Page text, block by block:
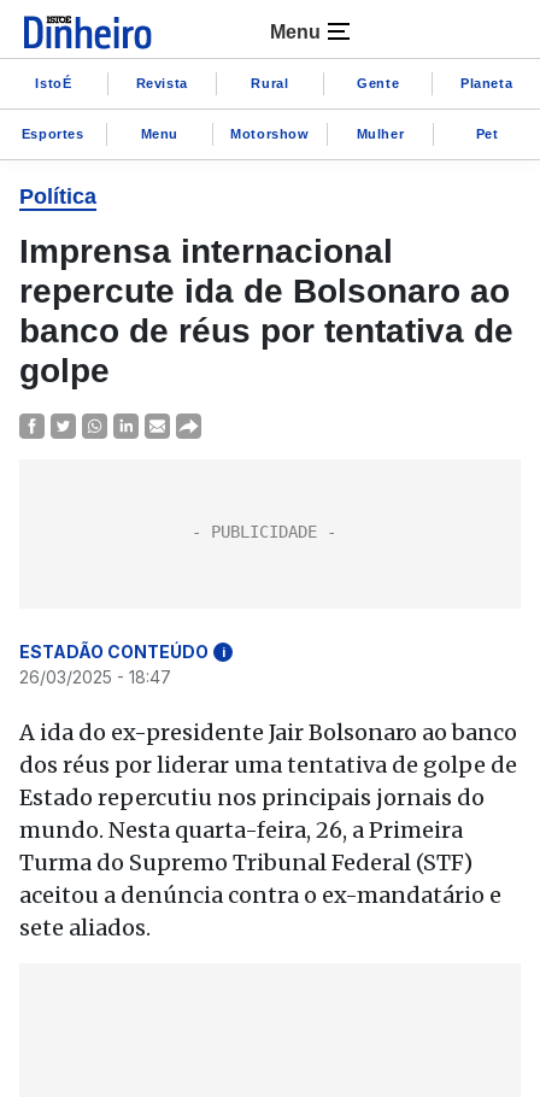
Menu
IstoÉ Revista Rural Gente Planeta
Esportes Menu Motorshow Mulher Pet
Política
Imprensa internacional
repercute ida de Bolsonaro ao
banco de réus por tentativa de
golpe
ESTADÃO CONTEÚDO i
26/03/2025 - 18:47
A ida do ex-presidente Jair Bolsonaro ao banco
dos réus por liderar uma tentativa de golpe de
Estado repercutiu nos principais jornais do
mundo. Nesta quarta-feira, 26, a Primeira
Turma do Supremo Tribunal Federal (STF)
aceitou a denúncia contra o ex-mandatário e
sete aliados.